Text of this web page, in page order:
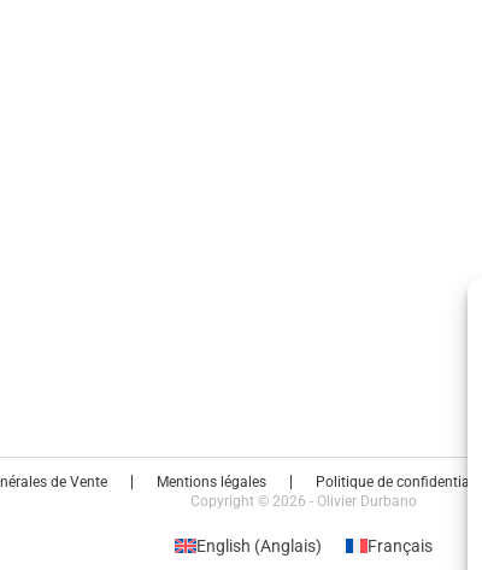
de Vente Mentions légales Politique de confidentialité
Copyright © 2026 - Olivier Durbano
English (Anglais) Français